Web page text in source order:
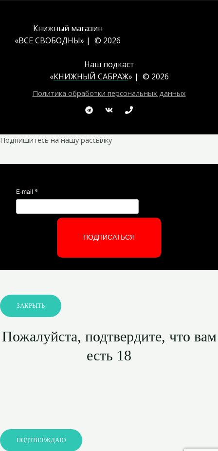
Книжный магазин
«ВСЕ СВОБОДНЫ» | © 2026
Наш подкаст
«КНИЖНЫЙ САБРАЖ» | © 2026
Политика обработки персональных данных
Подпишитесь на нашу рассылку
E-mail *
ПОДПИСАТЬСЯ
ЗАКРЫТЬ
Пожалуйста, подтвердите, что вам
есть 18
ПОДТВЕРЖДАЮ